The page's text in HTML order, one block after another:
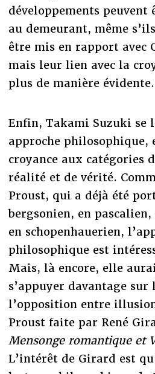
développements peuvent
au demeurant, même
être mis en rapport avec
mais leur lien avec la
plus de manière évidente.
Enfin, Takami Suzuki se
approche philosophique,
croyance aux catégories
réalité et de vérité.
Proust, qui a déjà été
bergsonien, en
en schopenhauerien,
philosophique est
Mais, là encore, elle
s’appuyer davantage sur
l’opposition entre
Proust faite par René
Mensonge romantique et
L’intérêt de Girard est